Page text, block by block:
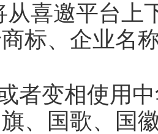
从喜邀平台
标、企业名
或者变相使用
、国歌、国